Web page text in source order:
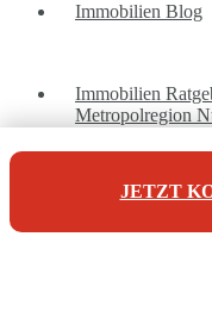
JETZT
Immobilien Blog
Immobilien
Metropolregion
Unsere